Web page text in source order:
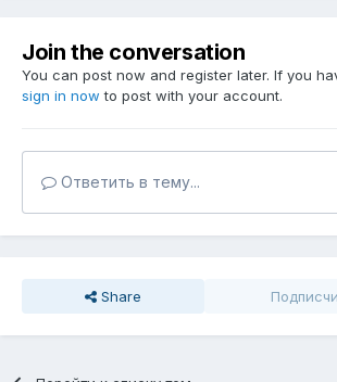
Join the conversation
You can post now and register later. If you
sign in now to post with your account.
Ответить в тему...
Share